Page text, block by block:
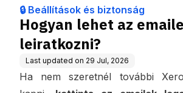
🔒 Beállítások és biztonság
Hogyan lehet az
leiratkozni?
Last updated on 29 Jul, 2026
Ha nem szeretnél további